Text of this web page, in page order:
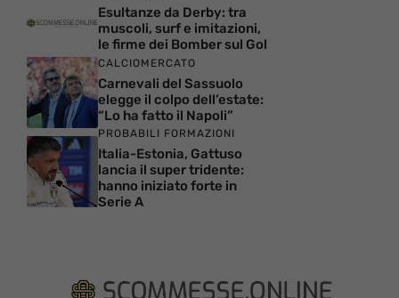
Esultanze da Derby: tra
muscoli, surf e imitazioni,
le firme dei Bomber sul Gol
CALCIOMERCATO
Carnevali del Sassuolo
elegge il colpo dell’estate:
“Lo ha fatto il Napoli”
PROBABILI FORMAZIONI
Italia-Estonia, Gattuso
lancia il super tridente:
hanno iniziato forte in
Serie A